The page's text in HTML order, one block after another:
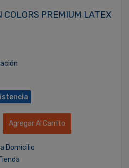
COLORS PREMIUM LATEX
Agregar Al Carrito
Domicilio